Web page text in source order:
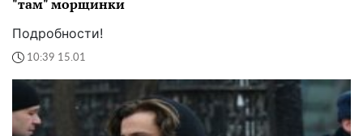
"там" морщинки
Подробности!
10:39 15.01